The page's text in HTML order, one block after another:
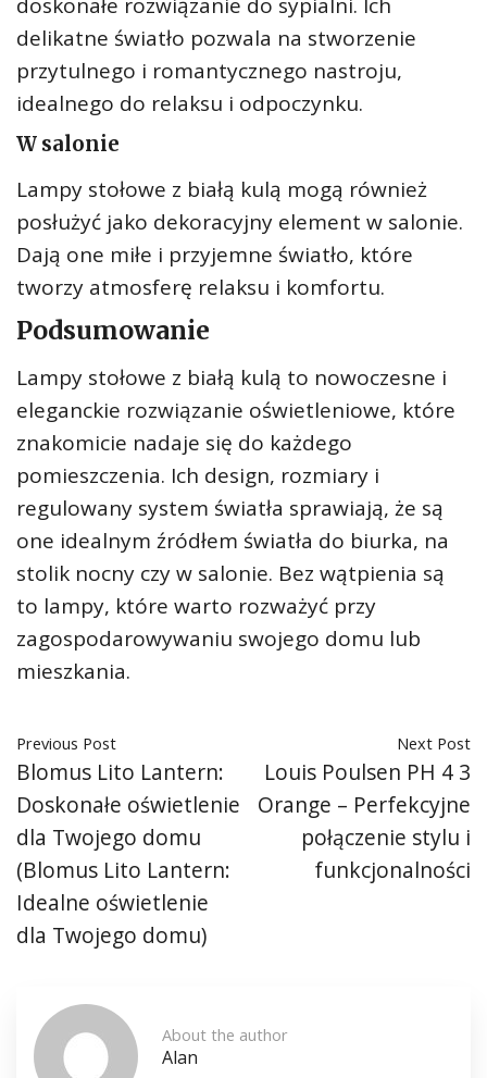
delikatne światło pozwala na stworzenie
przytulnego i romantycznego nastroju,
idealnego do relaksu i odpoczynku.
W salonie
Lampy stołowe z białą kulą mogą również
posłużyć jako dekoracyjny element w salonie.
Dają one miłe i przyjemne światło, które
tworzy atmosferę relaksu i komfortu.
Podsumowanie
Lampy stołowe z białą kulą to nowoczesne i
eleganckie rozwiązanie oświetleniowe, które
znakomicie nadaje się do każdego
pomieszczenia. Ich design, rozmiary i
regulowany system światła sprawiają, że są
one idealnym źródłem światła do biurka, na
stolik nocny czy w salonie. Bez wątpienia są
to lampy, które warto rozważyć przy
zagospodarowywaniu swojego domu lub
mieszkania.
Previous Post
Blomus Lito Lantern:
Doskonałe oświetlenie
dla Twojego domu
(Blomus Lito Lantern:
Idealne oświetlenie
dla Twojego domu)
Next Post
Louis Poulsen PH 4 3
Orange – Perfekcyjne
połączenie stylu i
funkcjonalności
About the author
Alan